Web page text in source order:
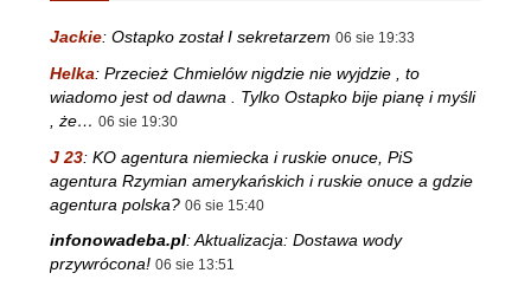
Jackie: Ostapko został I sekretarzem 06 sie 19:33
Helka: Przecież Chmielów nigdzie nie wyjdzie , to
wiadomo jest od dawna . Tylko Ostapko bije pianę i myśli
, że… 06 sie 19:30
J 23: KO agentura niemiecka i ruskie onuce, PiS
agentura Rzymian amerykańskich i ruskie onuce a gdzie
agentura polska? 06 sie 15:40
infonowadeba.pl:Aktualizacja: Dostawa wody
przywrócona! 06 sie 13:51